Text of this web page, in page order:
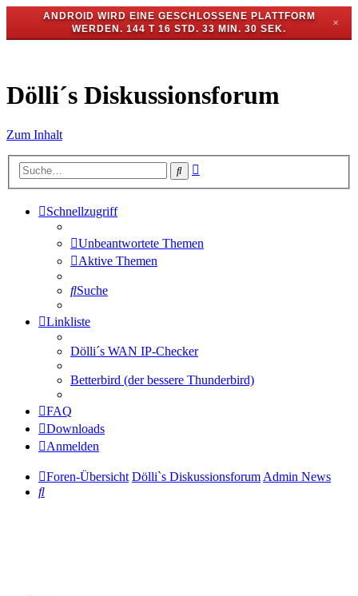
ANDROID WIRD EINE GESCHLOSSENE PLATTFORM
WERDEN. 144 T 16 STD. 33 MIN. 30 SEK.
✕
Dölli´s Diskussionsforum
Zum Inhalt
Suche
Schnellzugriff
Unbeantwortete Themen
Aktive Themen
Suche
Linkliste
Dölli´s WAN IP-Checker
Betterbird (der bessere Thunderbird)
FAQ
Downloads
Anmelden
Foren-Übersicht Dölli`s DiskussionsforumAdmin News
Suche